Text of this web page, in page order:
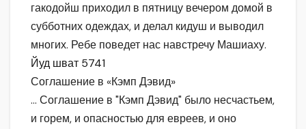
гакодойш приходил в пятницу вечером домой в
субботних одеждах, и делал кидуш и выводил
многих. Ребе поведет нас навстречу Машиаху.
Йуд шват 5741
Соглашение в «Кэмп Дэвид»
… Соглашение в "Кэмп Дэвид" было несчастьем,
и горем, и опасностью для евреев, и оно